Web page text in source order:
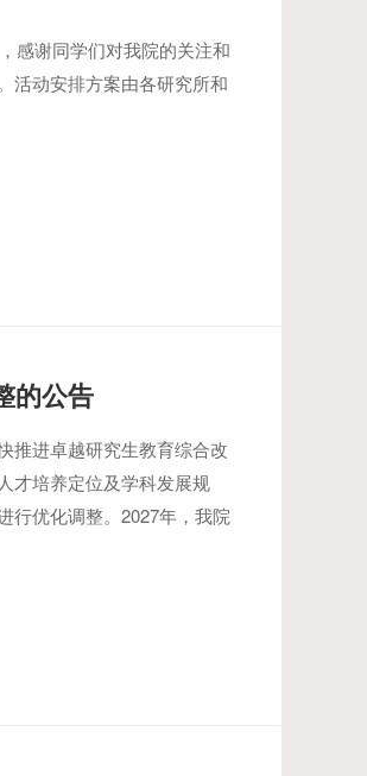
感谢同学们对我院的关注和
活动安排方案由各研究所和
的公告
推进卓越研究生教育综合改
才培养定位及学科发展规
行优化调整。2027年，我院